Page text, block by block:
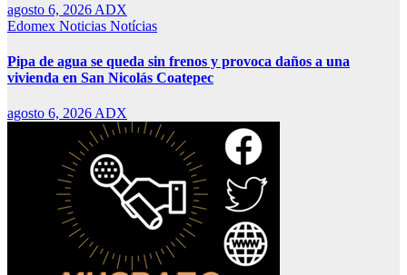
agosto 6, 2026 ADX
Edomex Noticias Notícias
Pipa de agua se queda sin frenos y provoca daños a una
vivienda en San Nicolás Coatepec
agosto 6, 2026 ADX